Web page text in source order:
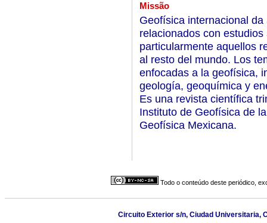
Missão
Geofísica internacional
relacionados con
particularmente aquellos
al resto del mundo. Los
enfocadas a la geofísica,
geología, geoquímica y
Es una revista científica
Instituto de Geofísica de
Geofísica Mexicana.
Todo o conteúdo deste periódico,
Circuito Exterior s/n, Ciudad Universitaria,